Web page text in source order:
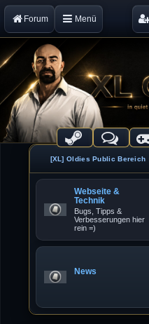
Forum Menü
[XL] Oldies Public Bereich
Webseite &
Technik
Bugs, Tipps &
Verbesserungen hier
rein =)
News